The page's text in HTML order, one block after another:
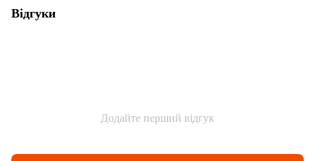
Відгуки
Додайте перший відгук